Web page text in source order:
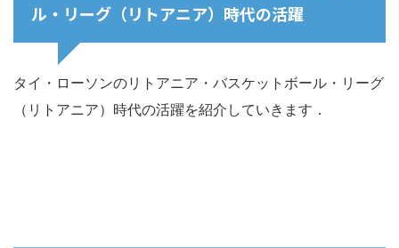
ル・リーグ（リトアニア）時代の活躍
タイ・ローソンのリトアニア・バスケットボール・リーグ
（リトアニア）時代の活躍を紹介していきます．